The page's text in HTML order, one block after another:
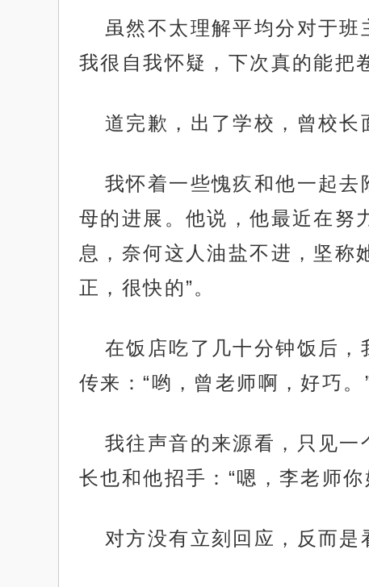
虽然不太理解平均分对于
我很自我怀疑，下次真的能把
道完歉，出了学校，曾校长
我怀着一些愧疚和他一起
母的进展。他说，他最近在努
息，奈何这人油盐不进，坚称
正，很快的”。
在饭店吃了几十分钟饭后
传来：“哟，曾老师啊，好巧。
我往声音的来源看，只见
长也和他招手：“嗯，李老师你
对方没有立刻回应，反而